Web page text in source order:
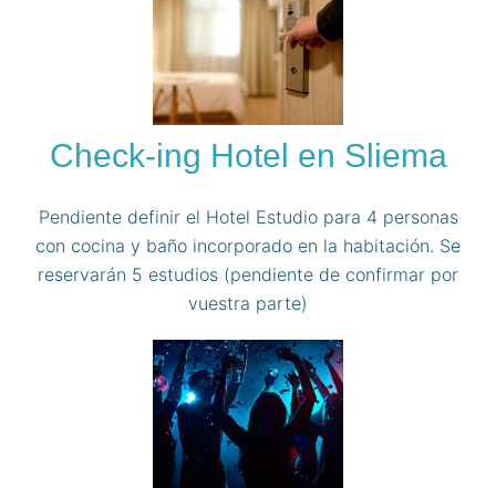
Check-ing Hotel en Sliema
Pendiente definir el Hotel Estudio para 4 personas
con cocina y baño incorporado en la habitación. Se
reservarán 5 estudios (pendiente de confirmar por
vuestra parte)